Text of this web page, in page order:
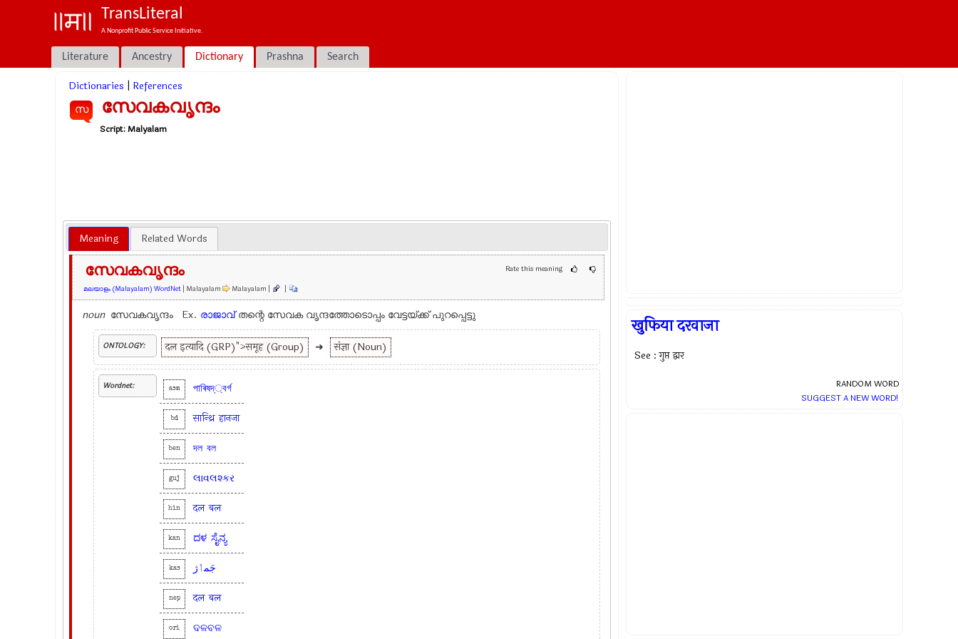
TransLiteral
A Nonprofit Public Service Initiative.
Literature Ancestry Dictionary Prashna Search
Dictionaries References
സ സേവകവൃന്ദം
Script:Malyalam
Meaning Related Words
Rate this meaning
സേവകവൃന്ദം
മലയാളം (Malayalam) WordNet| Malayalam Malayalam | |
noun സേവകവൃന്ദം Ex. രാജാവ്തന്റെ സേവക വൃന്ദത്തോടൊപ്പം വേട്ടയ്ക്ക് പുറപ്പെട്ടു
ONTOLOGY: दल इत्यादि (GRP)">समूह (Group) ➜ संज्ञा (Noun)
Wordnet: asm পাৰিষদ্্বর্গ
bd सान्थ्रि हानजा
ben দল বল
guj લાવલશ્કર
hin दल बल
kan ದಳ ಸೈನ್ಯ
kas جَمٲژ
nep दल बल
ori ଦଳବଳ
खुफिया दरवाजा
See : गुप्त द्वार
RANDOM WORD
SUGGEST A NEW WORD!